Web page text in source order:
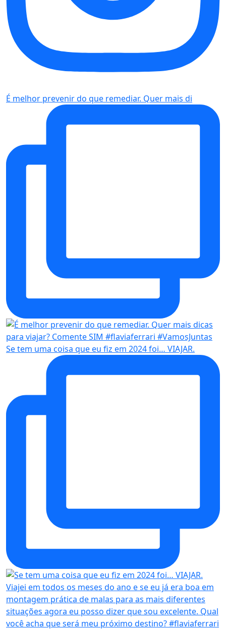
É melhor prevenir do que remediar. Quer mais di
Se tem uma coisa que eu fiz em 2024 foi… VIAJAR.